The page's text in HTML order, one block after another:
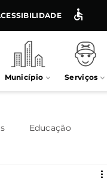
Município Serviços
Educação